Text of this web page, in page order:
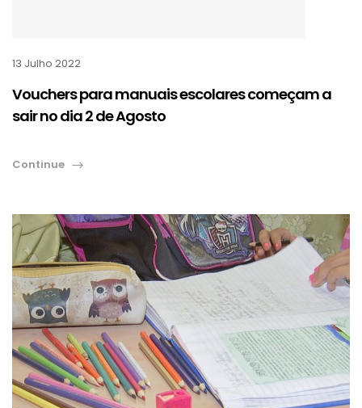
13 Julho 2022
Vouchers para manuais escolares começam a
sair no dia 2 de Agosto
Continue